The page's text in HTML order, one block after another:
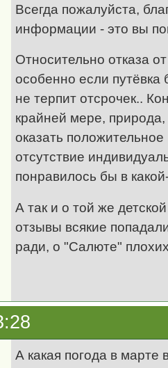
Всегда пожалуйста,
информации - это вы
Относительно отказа
особенно если
не терпит отсрочек..
крайней мере,
оказать
отсутствие
понравилось бы в
А так и о той же
отзывы всякие
ради, о "Салюте"
А какая погода в марте